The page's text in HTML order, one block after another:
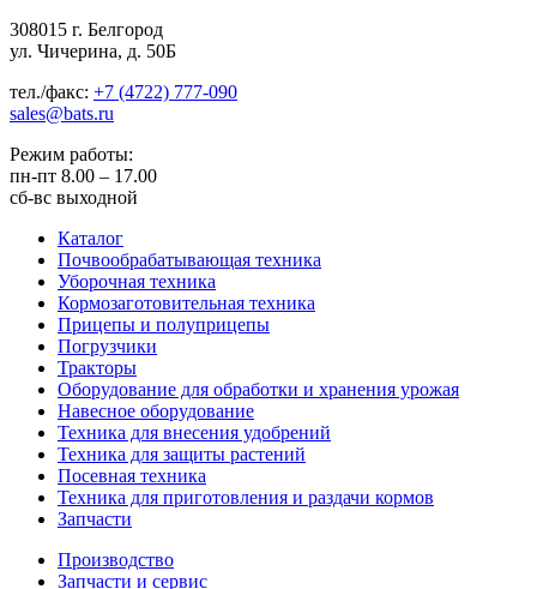
308015 г. Белгород
ул. Чичерина, д. 50Б
тел./факс: +7 (4722) 777-090
sales@bats.ru
Режим работы:
пн-пт 8.00 – 17.00
сб-вс выходной
Каталог
Почвообрабатывающая техника
Уборочная техника
Кормозаготовительная техника
Прицепы и полуприцепы
Погрузчики
Тракторы
Оборудование для обработки и хранения урожая
Навесное оборудование
Техника для внесения удобрений
Техника для защиты растений
Посевная техника
Техника для приготовления и раздачи кормов
Запчасти
Производство
Запчасти и сервис